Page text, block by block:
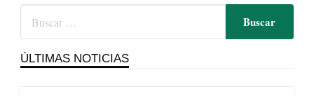
ÚLTIMAS NOTICIAS